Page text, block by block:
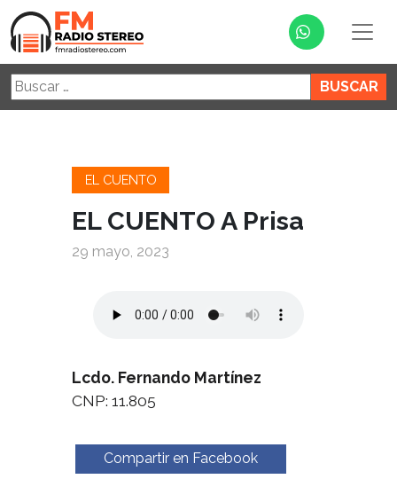
Buscar:
EL CUENTO
EL CUENTO A Prisa
29 mayo, 2023
Lcdo. Fernando Martínez
CNP: 11.805
Compartir en Facebook